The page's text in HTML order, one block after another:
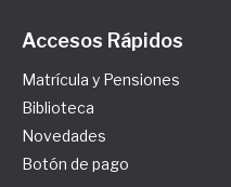
Accesos Rápidos
Matrícula y Pensiones
Biblioteca
Novedades
Botón de pago